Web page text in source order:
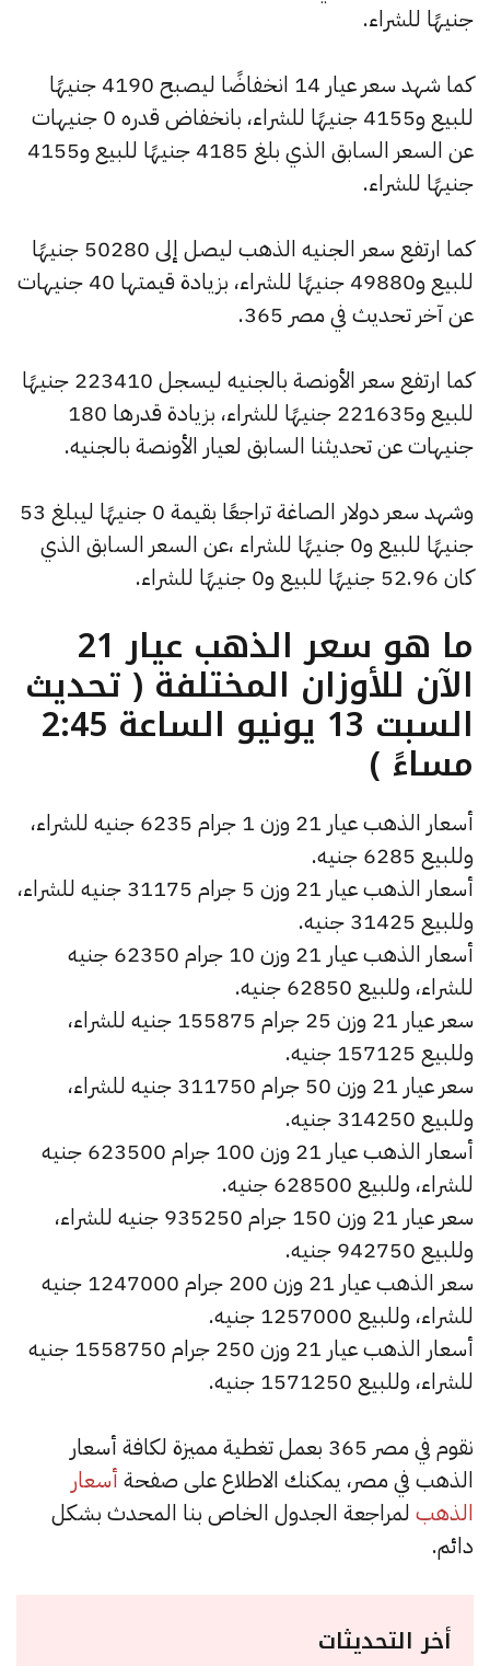
جنيهًا للشراء.
كما شهد سعر عيار 14 انخفاضًا ليصبح 4190 جنيهًا
للبيع و4155 جنيهًا للشراء، بانخفاض قدره 0 جنيهات
عن السعر السابق الذي بلغ 4185 جنيهًا للبيع و4155
جنيهًا للشراء.
كما ارتفع سعر الجنيه الذهب ليصل إلى 50280 جنيهًا
للبيع و49880 جنيهًا للشراء، بزيادة قيمتها 40 جنيهات
عن آخر تحديث في مصر 365.
كما ارتفع سعر الأونصة بالجنيه ليسجل 223410 جنيهًا
للبيع و221635 جنيهًا للشراء، بزيادة قدرها 180
جنيهات عن تحديثنا السابق لعيار الأونصة بالجنيه.
وشهد سعر دولار الصاغة تراجعًا بقيمة 0 جنيهًا ليبلغ 53
جنيهًا للبيع و0 جنيهًا للشراء ،عن السعر السابق الذي
كان 52.96 جنيهًا للبيع و0 جنيهًا للشراء.
ما هو سعر الذهب عيار 21
الآن للأوزان المختلفة ( تحديث
السبت 13 يونيو الساعة 2:45
مساءً )
أسعار الذهب عيار 21 وزن 1 جرام 6235 جنيه للشراء،
وللبيع 6285 جنيه.
أسعار الذهب عيار 21 وزن 5 جرام 31175 جنيه للشراء،
وللبيع 31425 جنيه.
أسعار الذهب عيار 21 وزن 10 جرام 62350 جنيه
للشراء، وللبيع 62850 جنيه.
سعر عيار 21 وزن 25 جرام 155875 جنيه للشراء،
وللبيع 157125 جنيه.
سعر عيار 21 وزن 50 جرام 311750 جنيه للشراء،
وللبيع 314250 جنيه.
أسعار الذهب عيار 21 وزن 100 جرام 623500 جنيه
للشراء، وللبيع 628500 جنيه.
سعر عيار 21 وزن 150 جرام 935250 جنيه للشراء،
وللبيع 942750 جنيه.
سعر الذهب عيار 21 وزن 200 جرام 1247000 جنيه
للشراء، وللبيع 1257000 جنيه.
أسعار الذهب عيار 21 وزن 250 جرام 1558750 جنيه
للشراء، وللبيع 1571250 جنيه.
نقوم في مصر 365 بعمل تغطية مميزة لكافة أسعار
الذهب في مصر، يمكنك الاطلاع على صفحة أسعار
الذهب لمراجعة الجدول الخاص بنا المحدث بشكل
دائم.
أخر التحديثات